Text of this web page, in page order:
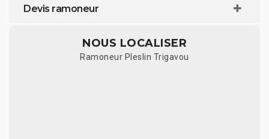
Devis ramoneur
NOUS LOCALISER
Ramoneur Pleslin Trigavou